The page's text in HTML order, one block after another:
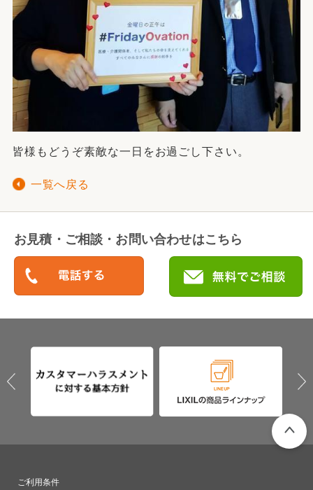
皆様もどうぞ素敵な一日をお過ごし下さい。
一覧へ戻る
お見積・ご相談・お問い合わせはこちら
ご利用条件